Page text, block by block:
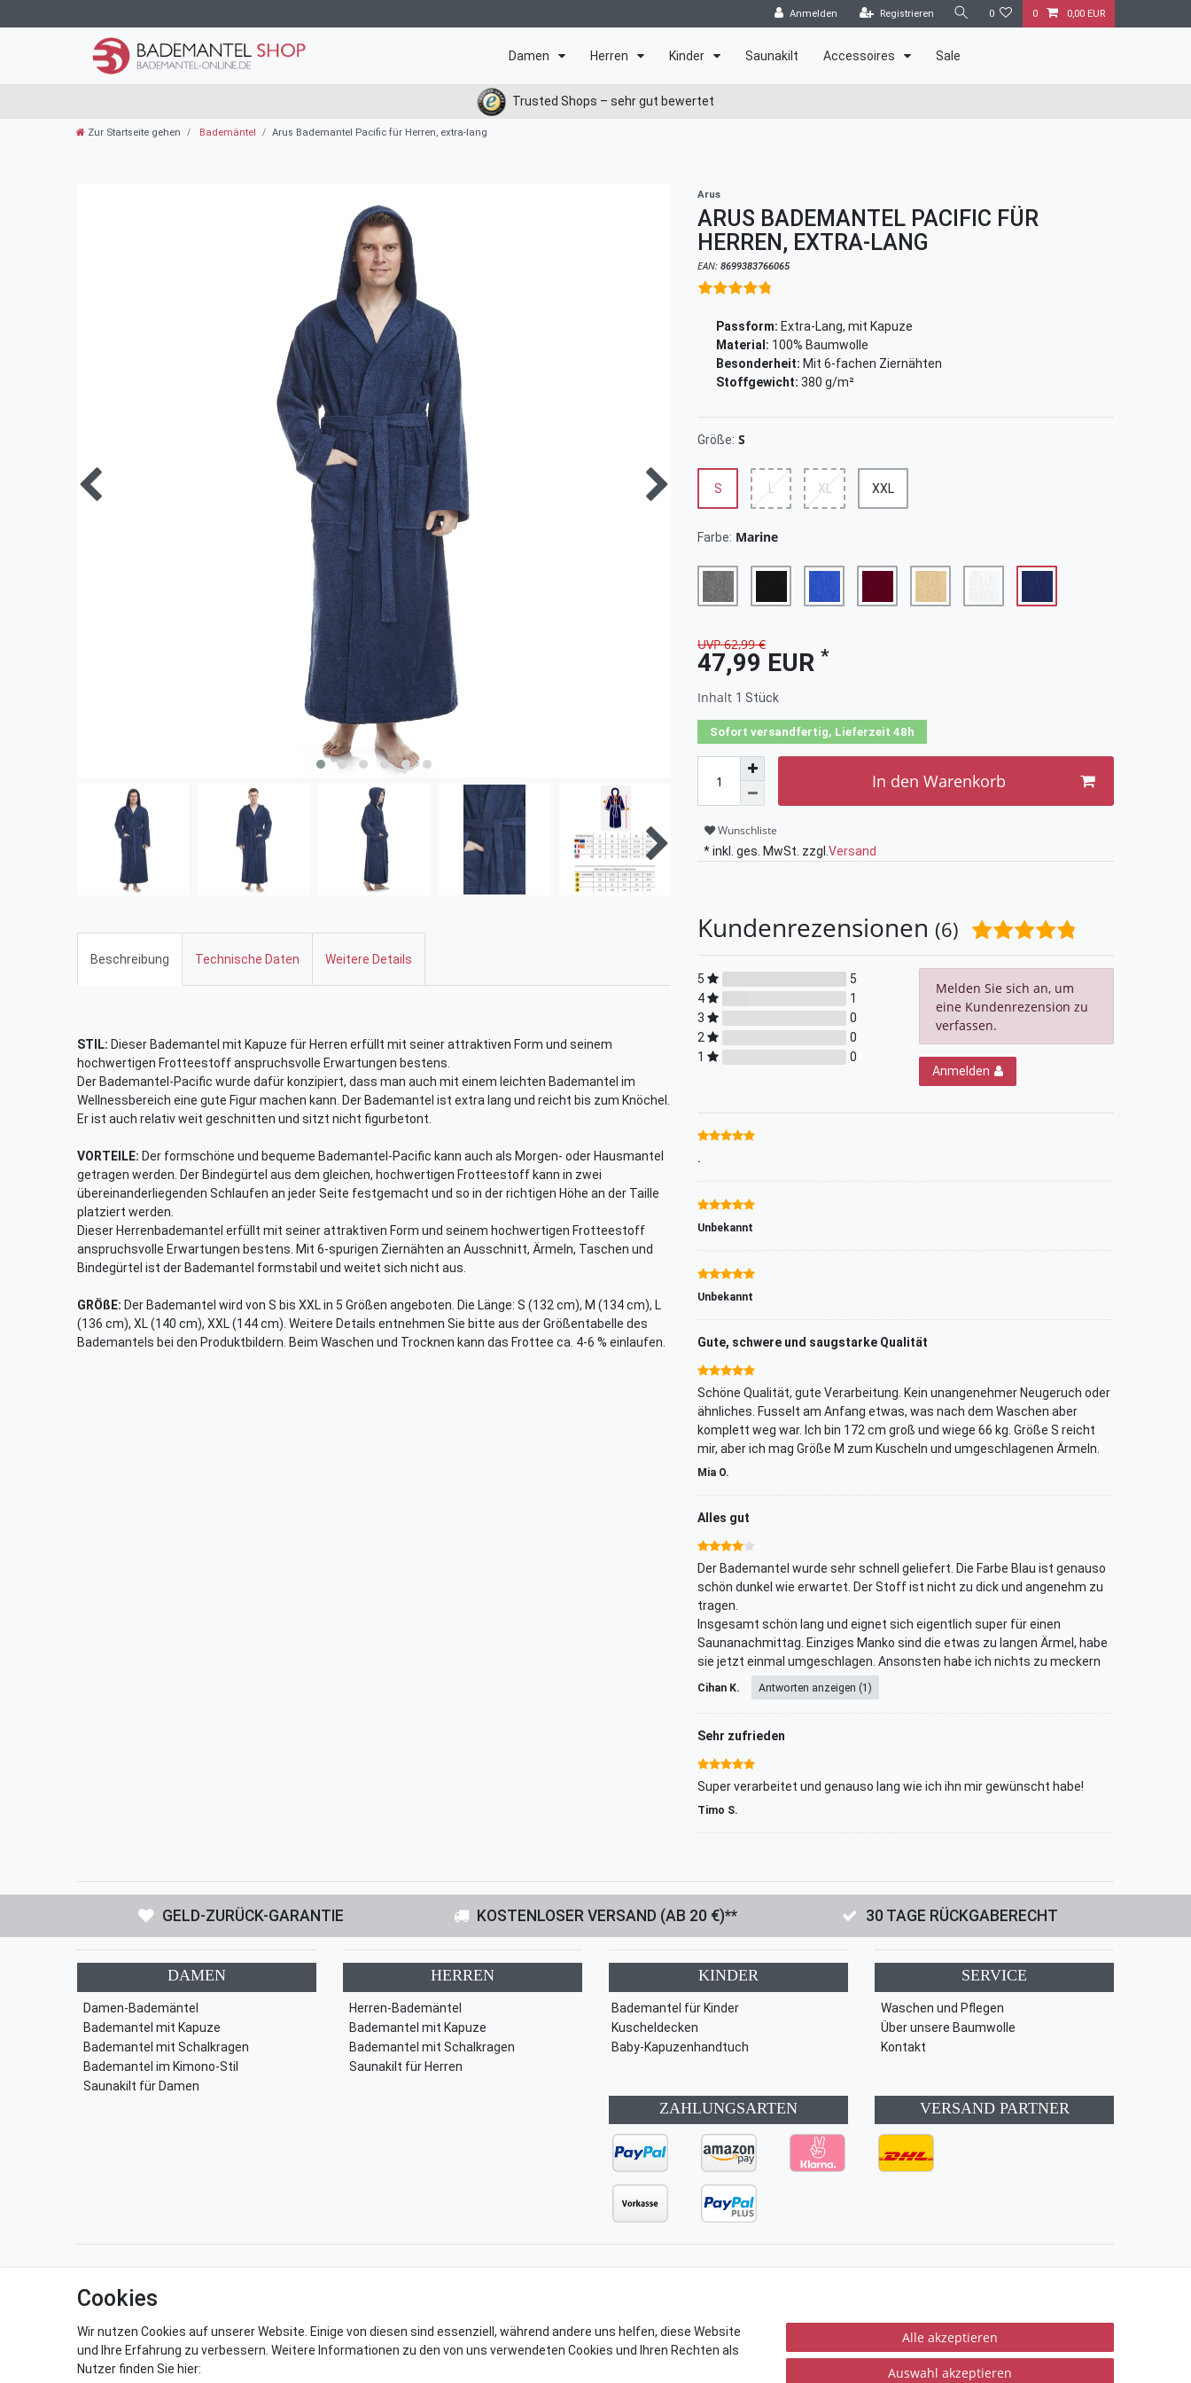
Anmelden Registrieren 0 0 0,00 EUR
Damen Herren Kinder Saunakilt Accessoires Sale
Trusted Shops – sehr gut bewertet
Zur Startseite gehen Bademäntel Arus Bademantel Pacific für Herren, extra-lang
Arus
ARUS BADEMANTEL PACIFIC FÜR
HERREN, EXTRA-LANG
EAN: 8699383766065
Passform: Extra-Lang, mit Kapuze
Material: 100% Baumwolle
Besonderheit: Mit 6-fachen Ziernähten
Stoffgewicht: 380 g/m²
Größe: S
S XL XXL
Farbe: Marine
UVP 62,99 €
47,99 EUR *
Inhalt 1 Stück
Sofort versandfertig, Lieferzeit 48h
In den Warenkorb
Wunschliste
* inkl. ges. MwSt. zzgl.Versand
Beschreibung Technische Daten Weitere Details
STIL: Dieser Bademantel mit Kapuze für Herren erfüllt mit seiner attraktiven Form und seinem
hochwertigen Frotteestoff anspruchsvolle Erwartungen bestens.
Der Bademantel-Pacific wurde dafür konzipiert, dass man auch mit einem leichten Bademantel im
Wellnessbereich eine gute Figur machen kann. Der Bademantel ist extra lang und reicht bis zum Knöchel.
Er ist auch relativ weit geschnitten und sitzt nicht figurbetont.
VORTEILE: Der formschöne und bequeme Bademantel-Pacific kann auch als Morgen- oder Hausmantel
getragen werden. Der Bindegürtel aus dem gleichen, hochwertigen Frotteestoff kann in zwei
übereinanderliegenden Schlaufen an jeder Seite festgemacht und so in der richtigen Höhe an der Taille
platziert werden.
Dieser Herrenbademantel erfüllt mit seiner attraktiven Form und seinem hochwertigen Frotteestoff
anspruchsvolle Erwartungen bestens. Mit 6-spurigen Ziernähten an Ausschnitt, Ärmeln, Taschen und
Bindegürtel ist der Bademantel formstabil und weitet sich nicht aus.
GRÖßE: Der Bademantel wird von S bis XXL in 5 Größen angeboten. Die Länge: S (132 cm), M (134 cm), L
(136 cm), XL (140 cm), XXL (144 cm). Weitere Details entnehmen Sie bitte aus der Größentabelle des
Bademantels bei den Produktbildern. Beim Waschen und Trocknen kann das Frottee ca. 4-6 % einlaufen.
Kundenrezensionen (6)
5
5
4
1
3
0
2
0
1
0
Melden Sie sich an, um
eine Kundenrezension zu
verfassen.
Anmelden
.
Unbekannt
Unbekannt
Gute, schwere und saugstarke Qualität
Schöne Qualität, gute Verarbeitung. Kein unangenehmer Neugeruch oder
ähnliches. Fusselt am Anfang etwas, was nach dem Waschen aber
komplett weg war. Ich bin 172 cm groß und wiege 66 kg. Größe S reicht
mir, aber ich mag Größe M zum Kuscheln und umgeschlagenen Ärmeln.
Mia O.
Alles gut
Der Bademantel wurde sehr schnell geliefert. Die Farbe Blau ist genauso
schön dunkel wie erwartet. Der Stoff ist nicht zu dick und angenehm zu
tragen.
Insgesamt schön lang und eignet sich eigentlich super für einen
Saunanachmittag. Einziges Manko sind die etwas zu langen Ärmel, habe
sie jetzt einmal umgeschlagen. Ansonsten habe ich nichts zu meckern
Cihan K. Antworten anzeigen (1)
Sehr zufrieden
Super verarbeitet und genauso lang wie ich ihn mir gewünscht habe!
Timo S.
GELD-ZURÜCK-GARANTIE KOSTENLOSER VERSAND (AB 20 €)** 30 TAGE RÜCKGABERECHT
DAMEN
Damen-Bademäntel
Bademantel mit Kapuze
Bademantel mit Schalkragen
Bademantel im Kimono-Stil
Saunakilt für Damen
HERREN
Herren-Bademäntel
Bademantel mit Kapuze
Bademantel mit Schalkragen
Saunakilt für Herren
KINDER
Bademantel für Kinder
Kuscheldecken
Baby-Kapuzenhandtuch
SERVICE
Waschen und Pflegen
Über unsere Baumwolle
Kontakt
ZAHLUNGSARTEN VERSAND PARTNER
Cookies
Wir nutzen Cookies auf unserer Website. Einige von diesen sind essenziell, während andere uns helfen, diese Website
und Ihre Erfahrung zu verbessern. Weitere Informationen zu den von uns verwendeten Cookies und Ihren Rechten als
Nutzer finden Sie hier:
Alle akzeptieren
Auswahl akzeptieren